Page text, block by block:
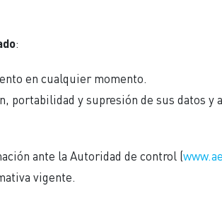
:
en cualquier momento.
portabilidad y supresión de sus datos y
ante la Autoridad de control (
vigente.